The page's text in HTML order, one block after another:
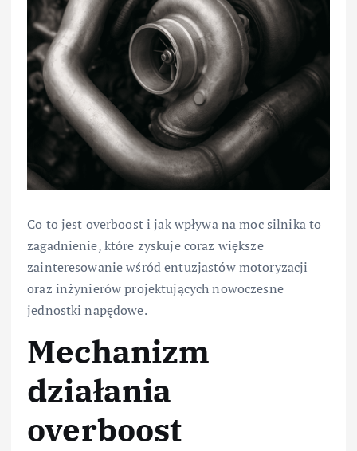
Co to jest overboost i jak wpływa na moc silnika to
zagadnienie, które zyskuje coraz większe
zainteresowanie wśród entuzjastów motoryzacji
oraz inżynierów projektujących nowoczesne
jednostki napędowe.
Mechanizm
działania
overboost